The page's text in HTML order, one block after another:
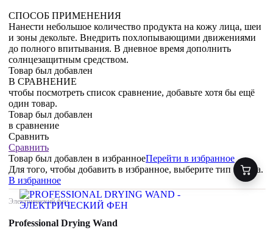
СПОСОБ ПРИМЕНЕНИЯ
Нанести небольшое количество продукта на кожу лица, шеи
и зоны декольте. Внедрить похлопывающими движениями
до полного впитывания. В дневное время дополнить
солнцезащитным средством.
Товар был добавлен
В СРАВНЕНИЕ
чтобы посмотреть список сравнение, добавьте хотя бы ещё
один товар.
Товар был добавлен
в сравнение
Сравнить
Сравнить
Товар был добавлен в избранноеПерейти в избранное
Для того, чтобы добавить в избранное, выберите тип товара.
В избранное
Электрический фен
Professional Drying Wand